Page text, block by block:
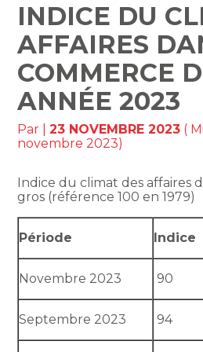
INDICE DU
AFFAIRES
COMMERCE
ANNÉE 2023
Par |23 NOVEMBRE 2023 (
novembre 2023)
Indice du climat des affaires
gros (référence 100 en 1979)
Période Indice
Novembre 2023 90
Septembre 2023 94